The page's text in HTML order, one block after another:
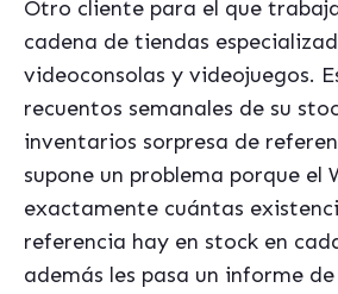
Otro cliente para el que
cadena de tiendas
videoconsolas y videojuegos.
recuentos semanales de su
inventarios sorpresa de
supone un problema porque el
exactamente cuántas
referencia hay en stock en
además les pasa un informe